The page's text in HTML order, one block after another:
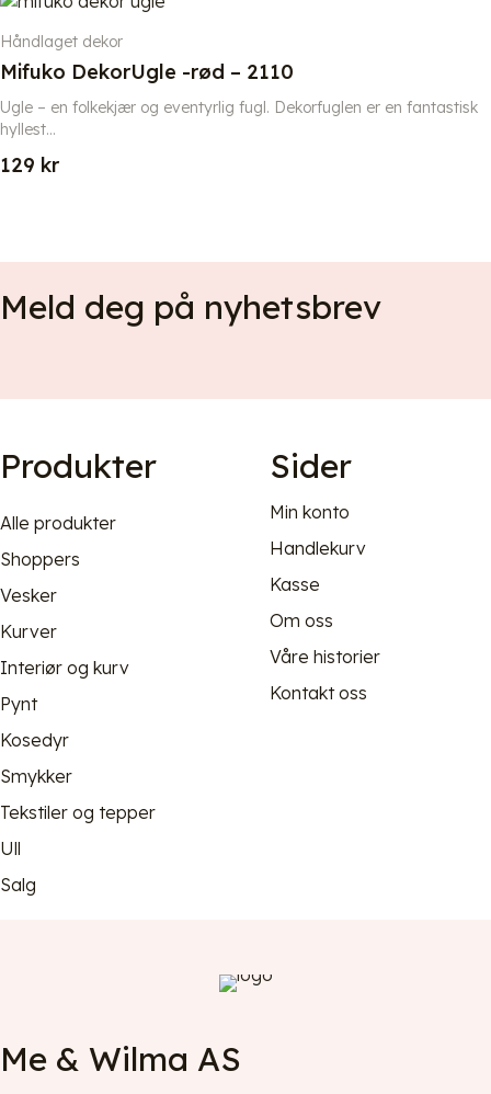
Håndlaget dekor
Mifuko DekorUgle -rød – 2110
Ugle – en folkekjær og eventyrlig fugl. Dekorfuglen er en fantastisk
hyllest...
129 kr
Me & Wilma AS
Sider
Min konto
Handlekurv
Kasse
Om oss
Våre historier
Kontakt oss
Produkter
Alle produkter
Shoppers
Vesker
Kurver
Interiør og kurv
Pynt
Kosedyr
Smykker
Tekstiler og tepper
Ull
Salg
Meld deg på nyhetsbrev